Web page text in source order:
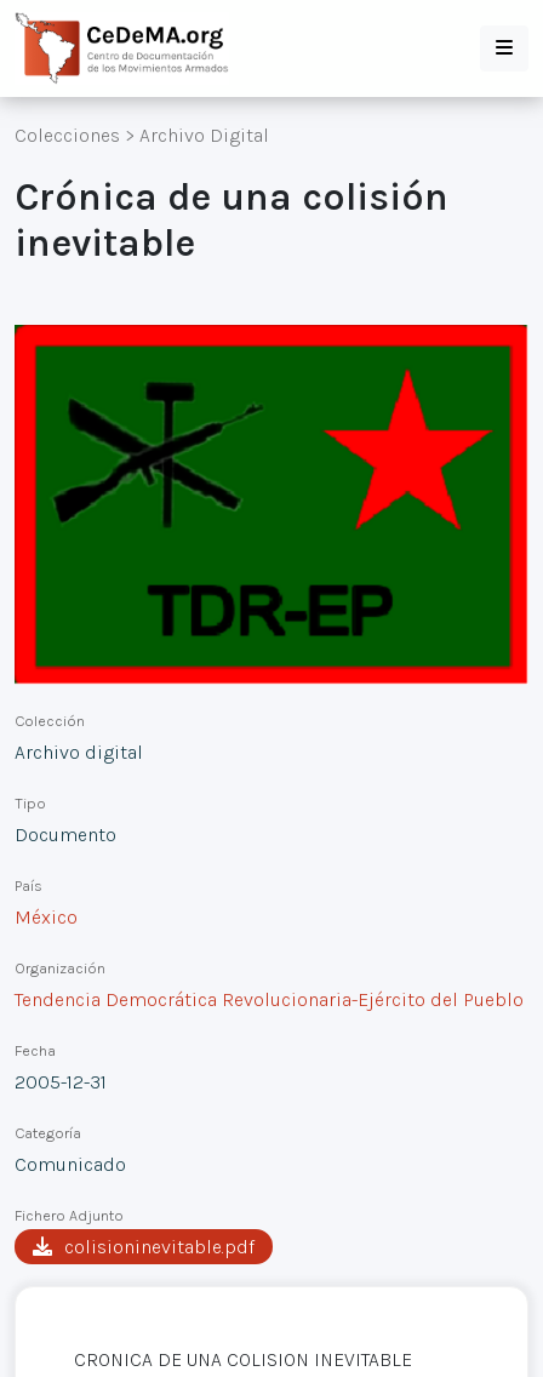
Colecciones > Archivo Digital
Crónica de una colisión
inevitable
Colección
Archivo digital
Tipo
Documento
País
México
Organización
Tendencia Democrática Revolucionaria-Ejército del Pueblo
Fecha
2005-12-31
Categoría
Comunicado
Fichero Adjunto
colisioninevitable.pdf
CRONICA DE UNA COLISION INEVITABLE